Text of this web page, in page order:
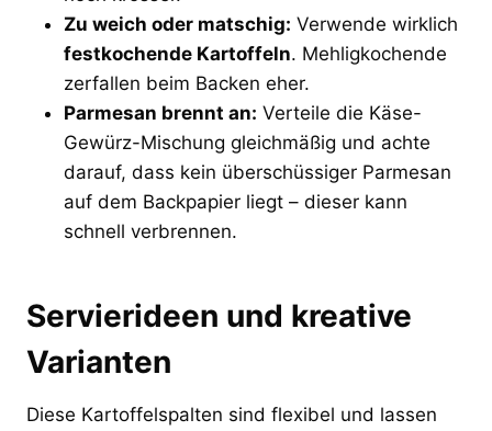
Zu weich oder matschig: Verwende wirklich
festkochende Kartoffeln. Mehligkochende
zerfallen beim Backen eher.
Parmesan brennt an: Verteile die Käse-
Gewürz-Mischung gleichmäßig und achte
darauf, dass kein überschüssiger Parmesan
auf dem Backpapier liegt – dieser kann
schnell verbrennen.
Servierideen und kreative
Varianten
Diese Kartoffelspalten sind flexibel und lassen